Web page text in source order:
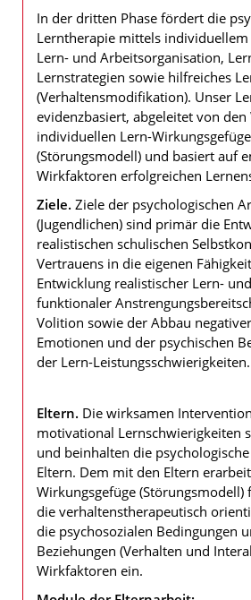
In der dritten Phase fördert die
Lerntherapie mittels
Lern- und Arbeitsorganisation,
Lernstrategien sowie hilfreiches
(Verhaltensmodifikation). Unser
evidenzbasiert, abgeleitet von
individuellen Lern-
(Störungsmodell) und basiert auf
Wirkfaktoren erfolgreichen
Ziele. Ziele der psychologischen
(Jugendlichen) sind primär die
realistischen schulischen
Vertrauens in die eigenen
Entwicklung realistischer Lern-
funktionaler
Volition sowie der Abbau
Emotionen und der psychischen
der Lern-Leistungsschwierigkeiten.
Eltern. Die wirksamen
motivational Lernschwierigkeiten
und beinhalten die
Eltern. Dem mit den Eltern
Wirkungsgefüge (Störungsmodell)
die verhaltenstherapeutisch
die psychosozialen Bedingungen
Beziehungen (Verhalten und
Wirkfaktoren ein.